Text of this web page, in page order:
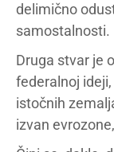
delimično
samostalnosti.
Druga stvar je
federalnoj
istočnih
izvan